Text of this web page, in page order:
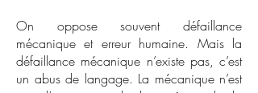
On oppose souvent défaillance
mécanique et erreur humaine. Mais la
défaillance mécanique n’existe pas, c’est
un abus de langage. La mécanique n’est